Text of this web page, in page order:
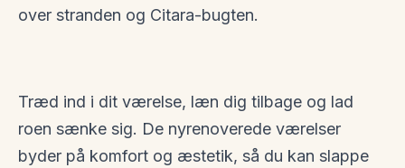
over stranden og Citara-bugten.
Træd ind i dit værelse, læn dig tilbage og lad
roen sænke sig. De nyrenoverede værelser
byder på komfort og æstetik, så du kan slappe